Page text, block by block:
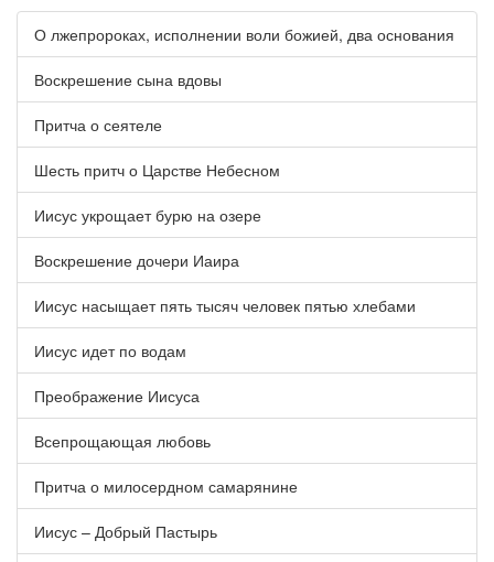
О лжепророках, исполнении воли божией, два основания
Воскрешение сына вдовы
Притча о сеятеле
Шесть притч о Царстве Небесном
Иисус укрощает бурю на озере
Воскрешение дочери Иаира
Иисус насыщает пять тысяч человек пятью хлебами
Иисус идет по водам
Преображение Иисуса
Всепрощающая любовь
Притча о милосердном самарянине
Иисус – Добрый Пастырь